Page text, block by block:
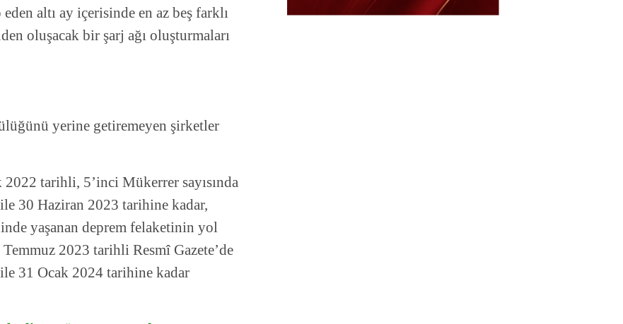
altı ay içerisinde en az beş farklı
oluşacak bir şarj ağı oluşturmaları
yerine getiremeyen şirketler
tarihli, 5’inci Mükerrer sayısında
30 Haziran 2023 tarihine kadar,
yaşanan deprem felaketinin yol
2023 tarihli Resmî Gazete’de
31 Ocak 2024 tarihine kadar